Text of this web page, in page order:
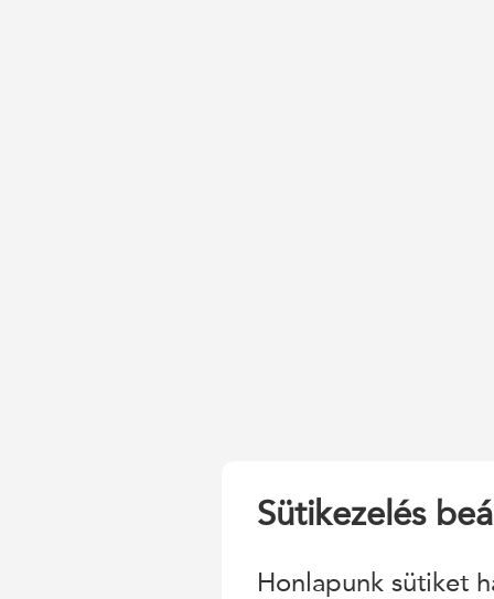
Sütikezelés
Honlapunk sütiket